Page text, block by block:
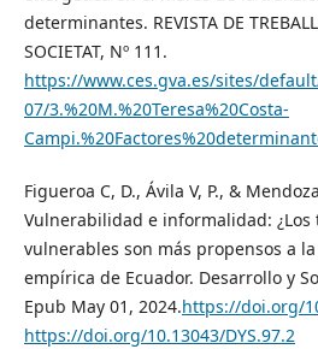
determinantes. REVISTA DE
SOCIETAT, Nº 111.
https://www.ces.gva.es/sites/
07/3.%20M.%20Teresa%20Costa-
Figueroa C, D., Ávila V, P., &
Vulnerabilidad e informalidad: ¿Los
vulnerables son más propensos a
empírica de Ecuador. Desarrollo y
Epub May 01, 2024.https://doi.org/
https://doi.org/10.13043/DYS.97.2